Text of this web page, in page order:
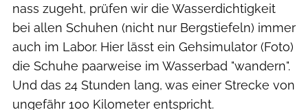
nass zugeht, prüfen wir die Wasserdichtigkeit
bei allen Schuhen (nicht nur Bergstiefeln) immer
auch im Labor. Hier lässt ein Gehsimulator (Foto)
die Schuhe paarweise im Wasserbad "wandern".
Und das 24 Stunden lang, was einer Strecke von
ungefähr 100 Kilometer entspricht.